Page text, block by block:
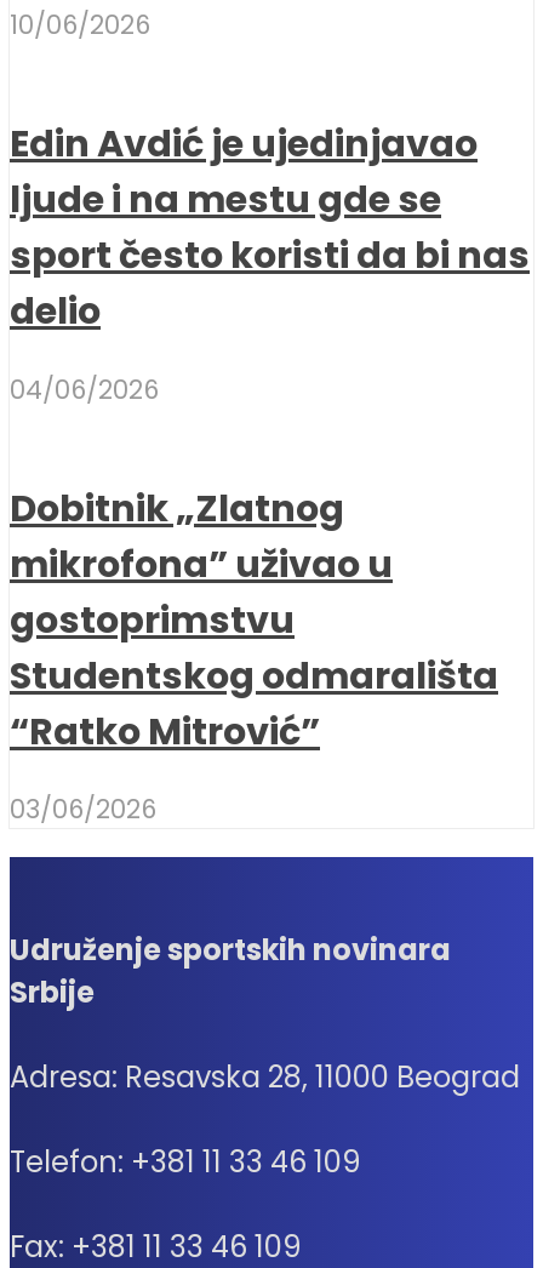
10/06/2026
Edin Avdić je ujedinjavao
ljude i na mestu gde se
sport često koristi da bi nas
delio
04/06/2026
Dobitnik „Zlatnog
mikrofona” uživao u
gostoprimstvu
Studentskog odmarališta
“Ratko Mitrović”
03/06/2026
Udruženje sportskih novinara
Srbije
Adresa: Resavska 28, 11000 Beograd
Telefon: +381 11 33 46 109
Fax: +381 11 33 46 109